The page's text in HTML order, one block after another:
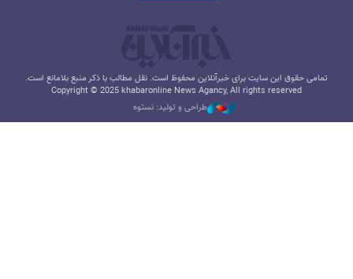
تمامی حقوق این سایت برای خبرآنلاین محفوظ است. نقل مطالب با ذکر منبع بلامانع است.
Copyright © 2025 khabaronline News Agancy, All rights reserved
طراحی و تولید: نستوه